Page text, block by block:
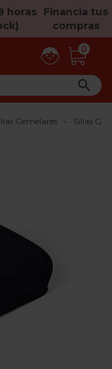
horas
Financia tus
compras
0

Gemelares Sillas